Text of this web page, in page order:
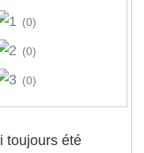
(0)
(0)
(0)
toujours été